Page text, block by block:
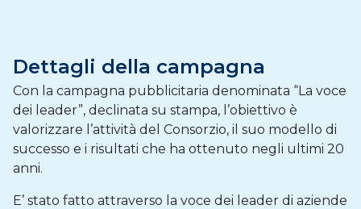
Dettagli della campagna
Con la campagna pubblicitaria denominata “La voce
dei leader”, declinata su stampa, l’obiettivo è
valorizzare l’attività del Consorzio, il suo modello di
successo e i risultati che ha ottenuto negli ultimi 20
anni.
E’ stato fatto attraverso la voce dei leader di aziende